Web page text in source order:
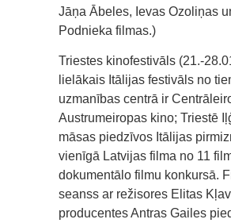
Jāņa Ābeles, Ievas Ozoliņas
Podnieka filmas.)
Triestes kinofestivāls (21.-
lielākais Itālijas festivāls no
uzmanības centrā ir
Austrumeiropas kino; Triestē
māsas piedzīvos Itālijas
vienīgā Latvijas filma no 11
dokumentālo filmu konkursā.
seanss ar režisores Elitas
producentes Antras Gailes